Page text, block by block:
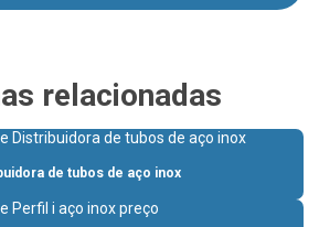
304
relacionadas
de tubos de aço inox